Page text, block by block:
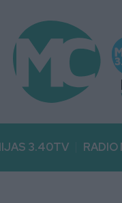
3.40TV RADIO